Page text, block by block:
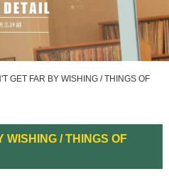
GET FAR BY WISHING / THINGS OF
WISHING / THINGS OF